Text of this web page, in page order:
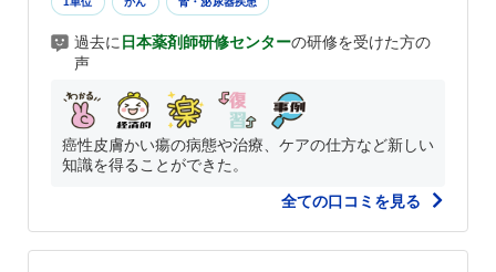
過去に 日本薬剤師研修センターの研修を受けた方の
声
癌性皮膚かい瘍の病態や治療、ケアの仕方など新しい
知識を得ることができた。
全ての口コミを見る